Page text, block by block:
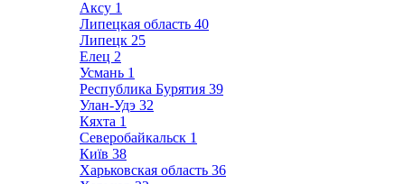
Аксу 1
Липецкая область 40
Липецк 25
Елец 2
Усмань 1
Республика Бурятия 39
Улан-Удэ 32
Кяхта 1
Северобайкальск 1
Київ 38
Харьковская область 36